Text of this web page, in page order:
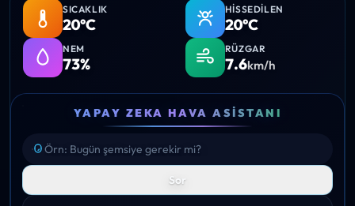
SICAKLIK
20°C
HISSEDILEN
20°C
NEM
73%
RÜZGAR
7.6km/h
YAPAY ZEKA HAVA ASISTANI
Sor